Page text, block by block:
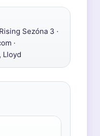
Sezóna 3 ·
·
Lloyd